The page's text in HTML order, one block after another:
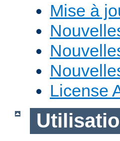
Mise à
License